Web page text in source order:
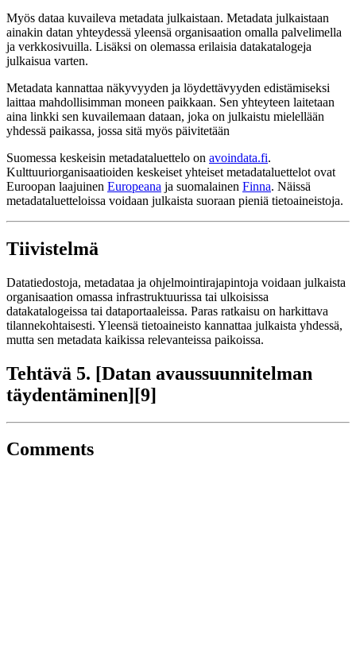
Myös dataa kuvaileva metadata julkaistaan. Metadata julkaistaan
ainakin datan yhteydessä yleensä organisaation omalla palvelimella
ja verkkosivuilla. Lisäksi on olemassa erilaisia datakatalogeja
julkaisua varten.
Metadata kannattaa näkyvyyden ja löydettävyyden edistämiseksi
laittaa mahdollisimman moneen paikkaan. Sen yhteyteen laitetaan
aina linkki sen kuvailemaan dataan, joka on julkaistu mielellään
yhdessä paikassa, jossa sitä myös päivitetään
Suomessa keskeisin metadataluettelo on avoindata.fi.
Kulttuuriorganisaatioiden keskeiset yhteiset metadataluettelot ovat
Euroopan laajuinen Europeana ja suomalainen Finna. Näissä
metadataluetteloissa voidaan julkaista suoraan pieniä tietoaineistoja.
Tiivistelmä
Datatiedostoja, metadataa ja ohjelmointirajapintoja voidaan julkaista
organisaation omassa infrastruktuurissa tai ulkoisissa
datakatalogeissa tai dataportaaleissa. Paras ratkaisu on harkittava
tilannekohtaisesti. Yleensä tietoaineisto kannattaa julkaista yhdessä,
mutta sen metadata kaikissa relevanteissa paikoissa.
Tehtävä 5. [Datan avaussuunnitelman
täydentäminen][9]
Comments